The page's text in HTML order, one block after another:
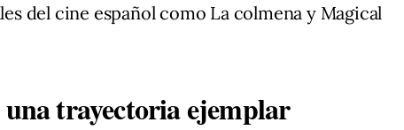
del cine español como La colmena y Magical
una trayectoria ejemplar